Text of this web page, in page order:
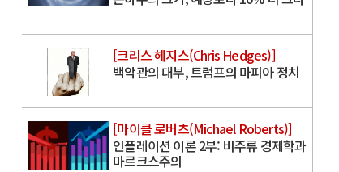
[크리스 헤지스(Chris Hedges)]
백악관의 대부, 트럼프의 마피아 정치
[마이클 로버츠(Michael Roberts)]
인플레이션 이론 2부: 비주류 경제학과
마르크스주의